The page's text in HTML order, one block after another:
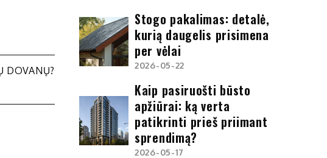
DOVANŲ?
Stogo pakalimas: detalė,
kurią daugelis prisimena
per vėlai
2026-05-22
Kaip pasiruošti būsto
apžiūrai: ką verta
patikrinti prieš priimant
sprendimą?
2026-05-17